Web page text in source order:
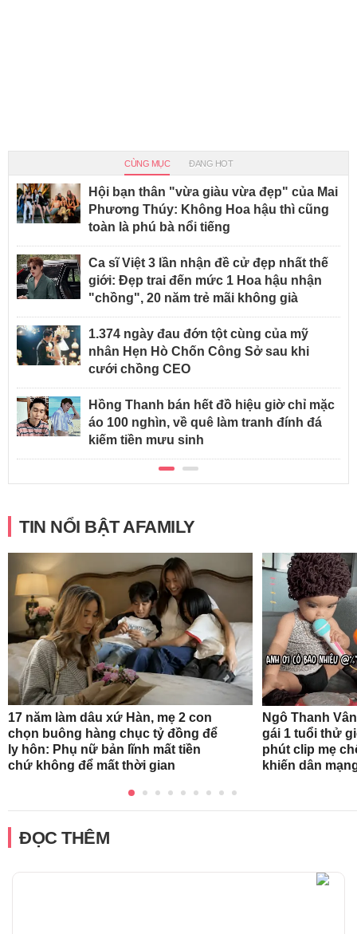
CÙNG MỤC ĐANG HOT
Hội bạn thân "vừa giàu vừa đẹp" của Mai
Phương Thúy: Không Hoa hậu thì cũng
toàn là phú bà nổi tiếng
Ca sĩ Việt 3 lần nhận đề cử đẹp nhất thế
giới: Đẹp trai đến mức 1 Hoa hậu nhận
"chồng", 20 năm trẻ mãi không già
1.374 ngày đau đớn tột cùng của mỹ
nhân Hẹn Hò Chốn Công Sở sau khi
cưới chồng CEO
Hồng Thanh bán hết đồ hiệu giờ chỉ mặc
áo 100 nghìn, về quê làm tranh đính đá
kiếm tiền mưu sinh
TIN NỔI BẬT AFAMILY
17 năm làm dâu xứ Hàn, mẹ 2 con
chọn buông hàng chục tỷ đồng để
ly hôn: Phụ nữ bản lĩnh mất tiền
chứ không để mất thời gian
Ngô Thanh
gái 1 tuổi thử
phút clip mẹ
khiến dân
ĐỌC THÊM